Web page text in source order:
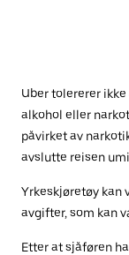
Uber tolererer
alkohol eller
påvirket av
avslutte reisen
Yrkeskjøretøy
avgifter, som kan
Etter at sjåføren